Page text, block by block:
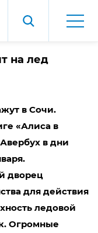
на лед
в Сочи.
«Алиса в
в дни
дворец
для действия
ледовой
Огромные